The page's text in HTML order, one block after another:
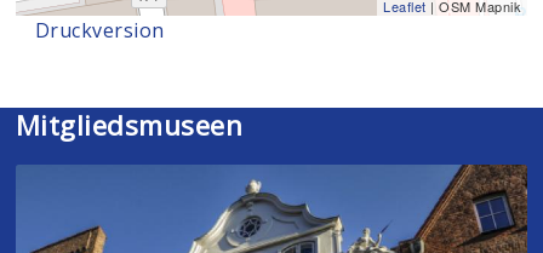
Leaflet | OSM Mapnik
Druckversion
Mitgliedsmuseen